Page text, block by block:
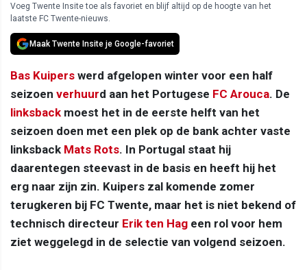
Voeg Twente Insite toe als favoriet en blijf altijd op de hoogte van het
laatste FC Twente-nieuws.
Maak Twente Insite je Google-favoriet
Bas Kuipers werd afgelopen winter voor een half
seizoen verhuurd aan het Portugese FC Arouca. De
linksback moest het in de eerste helft van het
seizoen doen met een plek op de bank achter vaste
linksback Mats Rots. In Portugal staat hij
daarentegen steevast in de basis en heeft hij het
erg naar zijn zin. Kuipers zal komende zomer
terugkeren bij FC Twente, maar het is niet bekend of
technisch directeur Erik ten Hag een rol voor hem
ziet weggelegd in de selectie van volgend seizoen.